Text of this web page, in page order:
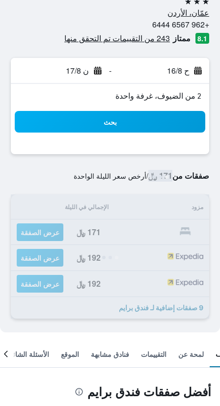
3 نجوم
عمّان، الأردن
+962 6567 6444
8.1 ممتاز 243 من التقييمات تم التحقق منها
ح 16/8 - ن 17/8
2 من الضيوف، غرفة واحدة
بحث
صفقات من171 ﷼ /أرخص سعر الليلة الواحدة
مزود الإجمالي في الليلة
171 ﷼ عرض الصفقة
192 ﷼ عرض الصفقة
192 ﷼ عرض الصفقة
9 صفقات إضافية لـ فندق برايم
لمحة عن التقييمات فنادق مشابهة الموقع الأسئلة الشائعة
أفضل صفقات فندق برايم